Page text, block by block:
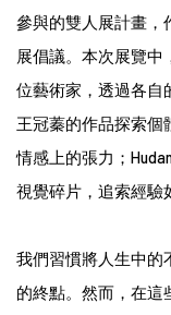
參與的雙人展計畫，
展倡議。本次展覽中
位藝術家，透過各自
王冠蓁的作品探索個
情感上的張力；
視覺碎片，追索經驗
我們習慣將人生中的
的終點。然而，在這